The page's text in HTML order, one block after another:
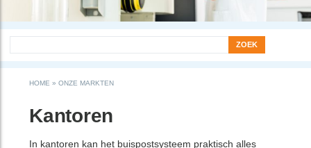
You are here
HOME » ONZE MARKTEN
Kantoren
In kantoren kan het buispostsysteem praktisch alles